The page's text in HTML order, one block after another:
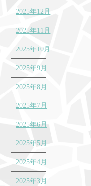
2025年12月
2025年11月
2025年10月
2025年9月
2025年8月
2025年7月
2025年6月
2025年5月
2025年4月
2025年3月